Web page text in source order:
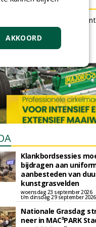
kan gratis kleine
zijn eigen account.
gratis advertentie
Klankbordsessies
bijdragen aan
aanbesteden van
kunstgrasvelden
woensdag 23 september 2026
t/m dinsdag 29 september 2026
Nationale Grasdag
neer in MAC³PARK
AKKOORD